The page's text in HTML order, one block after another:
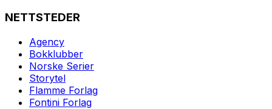
NETTSTEDER
Agency
Bokklubber
Norske Serier
Storytel
Flamme Forlag
Fontini Forlag